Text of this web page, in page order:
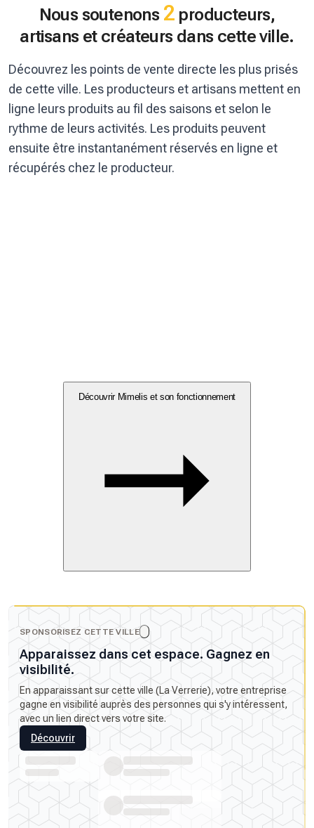
Nous soutenons 2 producteurs,
artisans et créateurs dans cette ville.
Découvrez les points de vente directe les plus prisés
de cette ville. Les producteurs et artisans mettent en
ligne leurs produits au fil des saisons et selon le
rythme de leurs activités. Les produits peuvent
ensuite être instantanément réservés en ligne et
récupérés chez le producteur.
Découvrir Mimelis et son fonctionnement
SPONSORISEZ CETTE VILLE
Apparaissez dans cet espace. Gagnez en
visibilité.
En apparaissant sur cette ville (La Verrerie), votre entreprise
gagne en visibilité auprès des personnes qui s'y intéressent,
avec un lien direct vers votre site.
Découvrir